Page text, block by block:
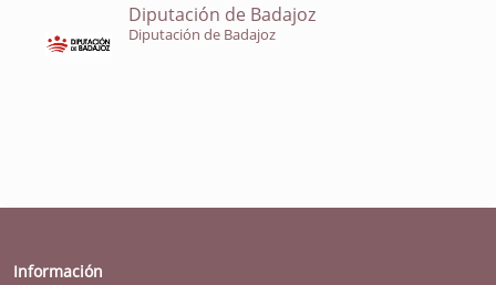
Diputación de Badajoz
Diputación de Badajoz
Información